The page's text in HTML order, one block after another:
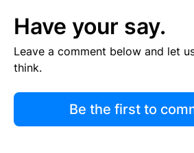
Have your say.
Leave a comment below and let
think.
Be the first to